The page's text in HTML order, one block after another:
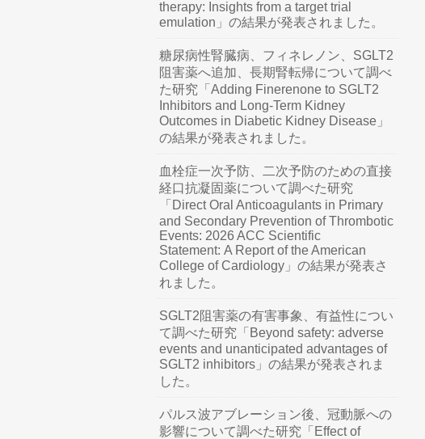
therapy: Insights from a target trial
emulation」の結果が発表されました。
糖尿病性腎臓病、フィネレノン、SGLT2
阻害薬へ追加、長期腎転帰について調べ
た研究「Adding Finerenone to SGLT2
Inhibitors and Long-Term Kidney
Outcomes in Diabetic Kidney Disease」
の結果が発表されました。
血栓症一次予防、二次予防のための直接
経口抗凝固薬について調べた研究
「Direct Oral Anticoagulants in Primary
and Secondary Prevention of Thrombotic
Events: 2026 ACC Scientific
Statement: A Report of the American
College of Cardiology」の結果が発表さ
れました。
SGLT2阻害薬の有害事象、有益性につい
て調べた研究「Beyond safety: adverse
events and unanticipated advantages of
SGLT2 inhibitors」の結果が発表されま
した。
パルス波アブレーション後、冠動脈への
影響について調べた研究「Effect of